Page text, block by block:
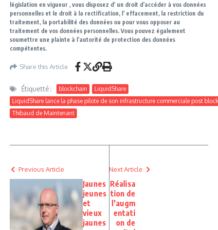
législation en vigueur , vous disposez d’ un droit d’accéder à vos données
personnelles et le droit à la rectification, l’ effacement, la restriction du
traitement, la portabilité des données ou pour vous opposer au
traitement de vos données personnelles. Vous pouvez également
soumettre une plainte à l’autorité de protection des données
compétentes.
Share this Article
Étiquetté : blockchain
LiquidShare
LiquidShare lance la phase pilote de son infrastructure commerciale post
Thibaud de Maintenant
Previous Article
Jaunes
jeunes
et
vieux
jaunes
Next Article
Réalisa
tion de
l’augm
entati
on de